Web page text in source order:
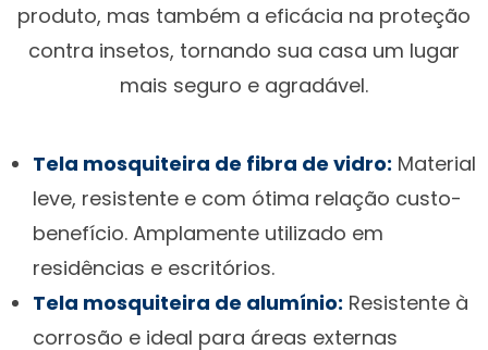
produto, mas também a eficácia na proteção
contra insetos, tornando sua casa um lugar
mais seguro e agradável.
Tela mosquiteira de fibra de vidro: Material
leve, resistente e com ótima relação custo-
benefício. Amplamente utilizado em
residências e escritórios.
Tela mosquiteira de alumínio: Resistente à
corrosão e ideal para áreas externas